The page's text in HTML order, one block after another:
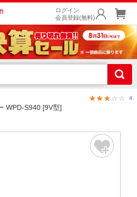
ログイン
会員登録(無料)
4
WPD-S940 [9V型]